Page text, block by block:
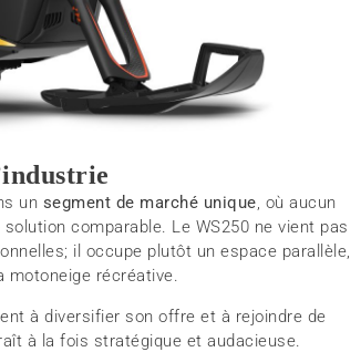
un segment de marché unique, où aucun
comparable. Le WS250 ne vient pas
il occupe plutôt un espace parallèle,
motoneige récréative.
à diversifier son offre et à rejoindre de
à la fois stratégique et audacieuse.